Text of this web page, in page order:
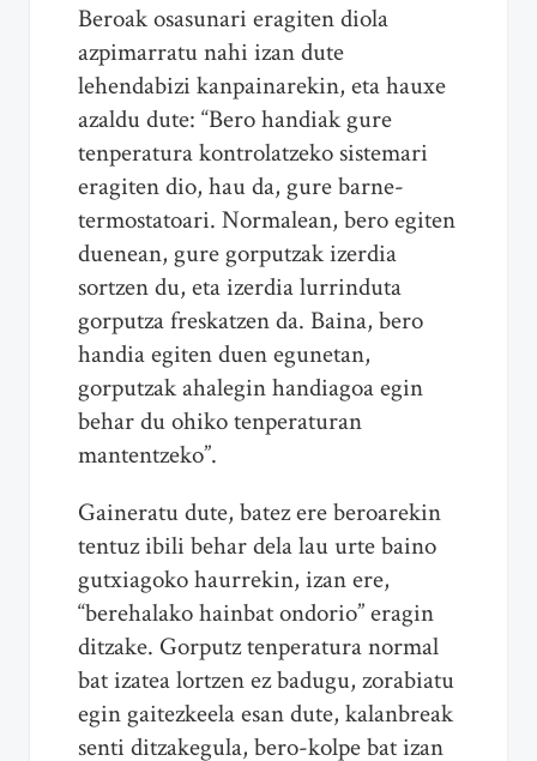
Beroak osasunari eragiten diola
azpimarratu nahi izan dute
lehendabizi kanpainarekin, eta hauxe
azaldu dute: “Bero handiak gure
tenperatura kontrolatzeko sistemari
eragiten dio, hau da, gure barne-
termostatoari. Normalean, bero egiten
duenean, gure gorputzak izerdia
sortzen du, eta izerdia lurrinduta
gorputza freskatzen da. Baina, bero
handia egiten duen egunetan,
gorputzak ahalegin handiagoa egin
behar du ohiko tenperaturan
mantentzeko”.
Gaineratu dute, batez ere beroarekin
tentuz ibili behar dela lau urte baino
gutxiagoko haurrekin, izan ere,
“berehalako hainbat ondorio” eragin
ditzake. Gorputz tenperatura normal
bat izatea lortzen ez badugu, zorabiatu
egin gaitezkeela esan dute, kalanbreak
senti ditzakegula, bero-kolpe bat izan